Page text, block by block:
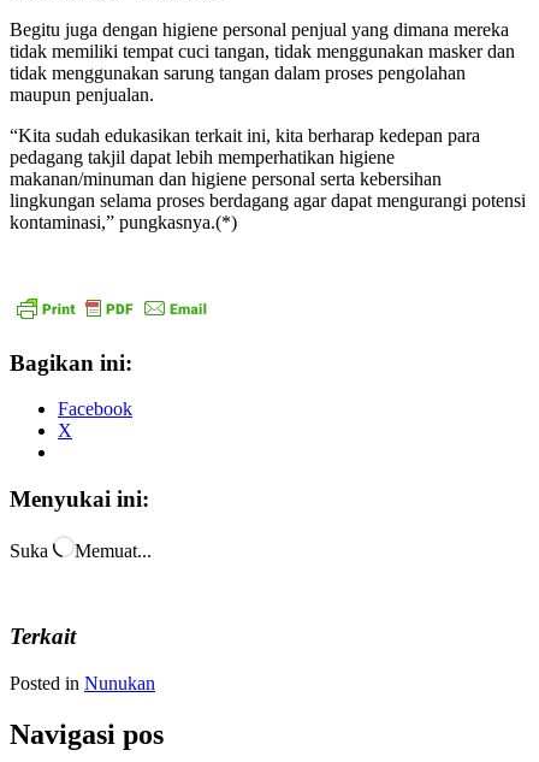
Begitu juga dengan higiene personal penjual yang dimana mereka
tidak memiliki tempat cuci tangan, tidak menggunakan masker dan
tidak menggunakan sarung tangan dalam proses pengolahan
maupun penjualan.
“Kita sudah edukasikan terkait ini, kita berharap kedepan para
pedagang takjil dapat lebih memperhatikan higiene
makanan/minuman dan higiene personal serta kebersihan
lingkungan selama proses berdagang agar dapat mengurangi potensi
kontaminasi,” pungkasnya.(*)
Bagikan ini:
Facebook
X
Menyukai ini:
Suka Memuat...
Terkait
Posted in Nunukan
Navigasi pos